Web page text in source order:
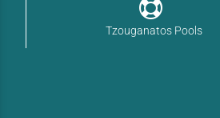
Tzouganatos Pools